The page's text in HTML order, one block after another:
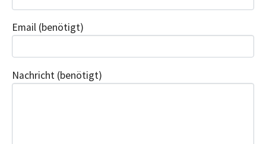
Email (benötigt)
Nachricht (benötigt)